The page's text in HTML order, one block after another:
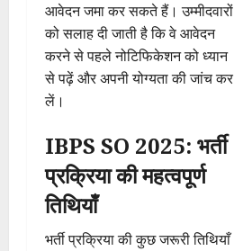
आवेदन जमा कर सकते हैं। उम्मीदवारों
को सलाह दी जाती है कि वे आवेदन
करने से पहले नोटिफिकेशन को ध्यान
से पढ़ें और अपनी योग्यता की जांच कर
लें।
IBPS SO 2025: भर्ती
प्रक्रिया की महत्वपूर्ण
तिथियाँ
भर्ती प्रक्रिया की कुछ जरूरी तिथियाँ